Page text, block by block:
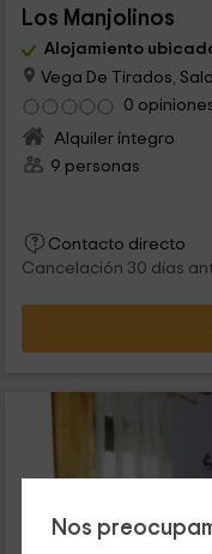
Nos
Los Manjolinos
Alojamiento
Vega De Tirados,
0
Alquiler íntegro
9 personas
Contacto directo
Cancelación 30 días